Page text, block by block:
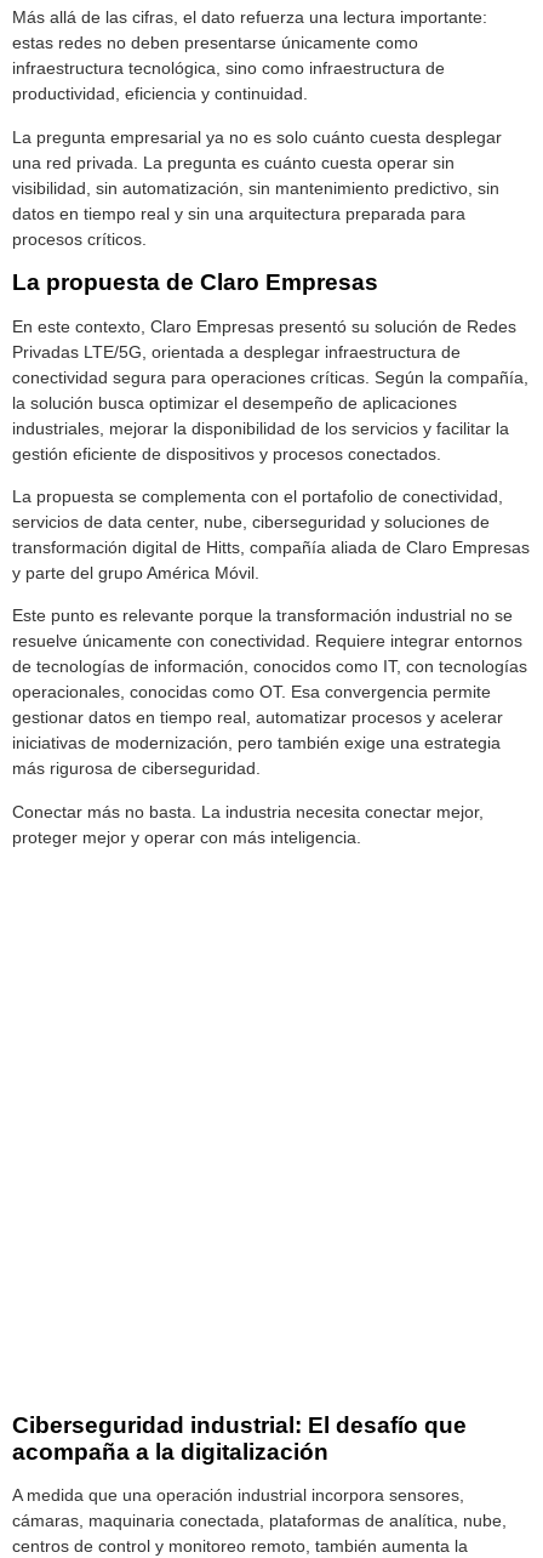
Más allá de las cifras, el dato refuerza una lectura importante:
estas redes no deben presentarse únicamente como
infraestructura tecnológica, sino como infraestructura de
productividad, eficiencia y continuidad.
La pregunta empresarial ya no es solo cuánto cuesta desplegar
una red privada. La pregunta es cuánto cuesta operar sin
visibilidad, sin automatización, sin mantenimiento predictivo, sin
datos en tiempo real y sin una arquitectura preparada para
procesos críticos.
La propuesta de Claro Empresas
En este contexto, Claro Empresas presentó su solución de Redes
Privadas LTE/5G, orientada a desplegar infraestructura de
conectividad segura para operaciones críticas. Según la compañía,
la solución busca optimizar el desempeño de aplicaciones
industriales, mejorar la disponibilidad de los servicios y facilitar la
gestión eficiente de dispositivos y procesos conectados.
La propuesta se complementa con el portafolio de conectividad,
servicios de data center, nube, ciberseguridad y soluciones de
transformación digital de Hitts, compañía aliada de Claro Empresas
y parte del grupo América Móvil.
Este punto es relevante porque la transformación industrial no se
resuelve únicamente con conectividad. Requiere integrar entornos
de tecnologías de información, conocidos como IT, con tecnologías
operacionales, conocidas como OT. Esa convergencia permite
gestionar datos en tiempo real, automatizar procesos y acelerar
iniciativas de modernización, pero también exige una estrategia
más rigurosa de ciberseguridad.
Conectar más no basta. La industria necesita conectar mejor,
proteger mejor y operar con más inteligencia.
Ciberseguridad industrial: El desafío que
acompaña a la digitalización
A medida que una operación industrial incorpora sensores,
cámaras, maquinaria conectada, plataformas de analítica, nube,
centros de control y monitoreo remoto, también aumenta la